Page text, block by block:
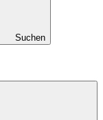
Suchen